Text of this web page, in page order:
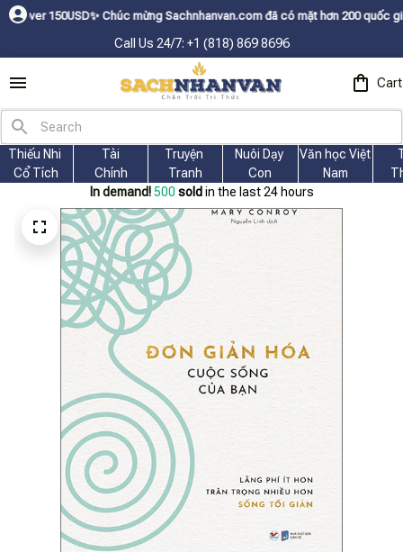
ㅤ✨Chúc mừng Sachnhanvan.com đã có mặt hơn 200 quốc gia như Mỹ,
Call Us 24/7: +1 (818) 869 8696
Cart
Thiếu Nhi
Cổ Tích
Tài
Chính
Truyện
Tranh
Nuôi Dạy
Con
Văn học Việt
Nam
In demand! 503 sold in the last 24 hours